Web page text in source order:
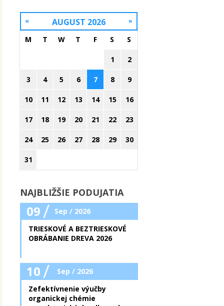
AUGUST 2026
« »
M T W T F S S
1 2
3 4 5 6 7 8 9
10 11 12 13 14 15 16
17 18 19 20 21 22 23
24 25 26 27 28 29 30
31
NAJBLIŽŠIE PODUJATIA
09/ Sep / 2026
TRIESKOVÉ A BEZTRIESKOVÉ
OBRÁBANIE DREVA 2026
10/
Sep / 2026
Zefektívnenie výučby
organickej chémie